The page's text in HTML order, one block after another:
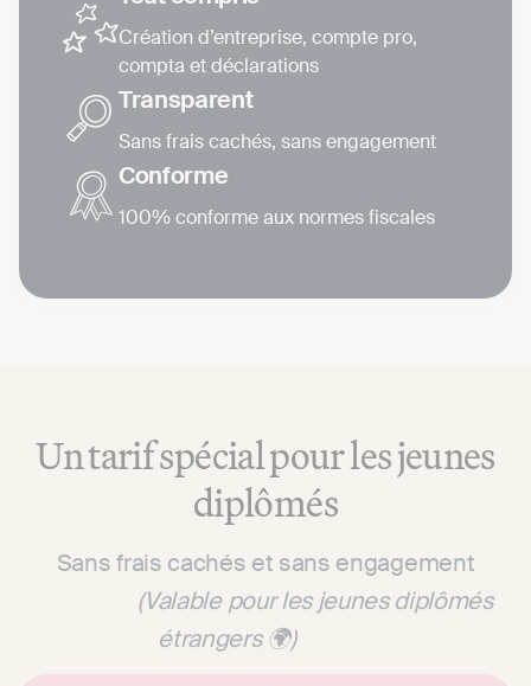
Création d’entreprise, compte pro,
compta et déclarations
Transparent
Sans frais cachés, sans engagement
Conforme
100% conforme aux normes fiscales
Un tarif spécial pour les jeunes
diplômés
Sans frais cachés et sans engagement
(Valable pour les jeunes diplômés
étrangers 🌍)